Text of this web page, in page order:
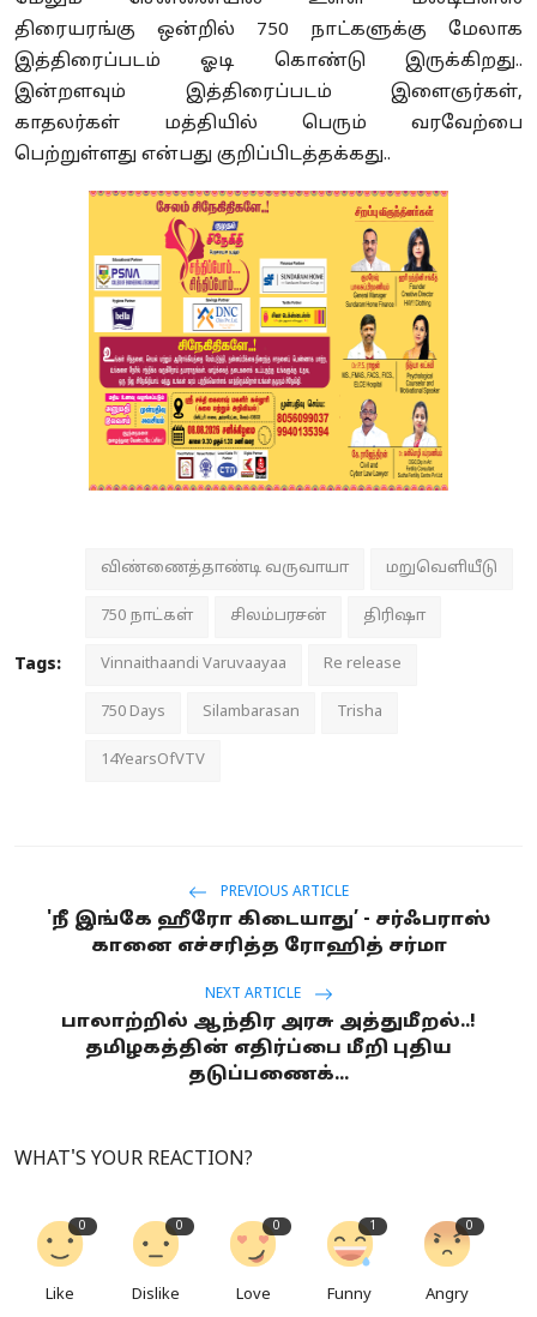
திரையரங்கு ஒன்றில் 750 நாட்களுக்கு மேலாக
இத்திரைப்படம் ஓடி கொண்டு இருக்கிறது..
இன்றளவும் இத்திரைப்படம் இளைஞர்கள்,
காதலர்கள் மத்தியில் பெரும் வரவேற்பை
பெற்றுள்ளது என்பது குறிப்பிடத்தக்கது..
Tags:
விண்ணைத்தாண்டி வருவாயா மறுவெளியீடு
750 நாட்கள் சிலம்பரசன் திரிஷா
Vinnaithaandi Varuvaayaa Re release
750 Days Silambarasan Trisha
14YearsOfVTV
PREVIOUS ARTICLE
'நீ இங்கே ஹீரோ கிடையாது’ - சர்ஃபராஸ்
கானை எச்சரித்த ரோஹித் சர்மா
NEXT ARTICLE
பாலாற்றில் ஆந்திர அரசு அத்துமீறல்..!
தமிழகத்தின் எதிர்ப்பை மீறி புதிய
தடுப்பணைக்...
WHAT'S YOUR REACTION?
0
Like
0
Dislike
0
Love
1
Funny
0
Angry